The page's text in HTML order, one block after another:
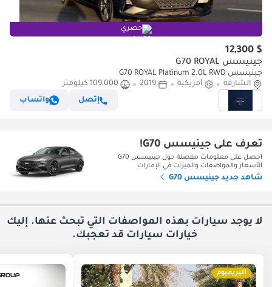
حصري
$ 12,300
جينيسس G70 ROYAL
جينيسس G70 ROYAL Platinum 2.0L RWD
الشارقة
أمريكية 2019
109,000 كيلومتر
إتصل
واتساب
تعرف على جينيسس G70!
احصل على معلومات مفصلة حول جينيسس G70
الأسعار والمواصفات والميزات في الإمارات
شاهد جديد جينيسس G70
لا يوجد سيارات بهذه المواصفات التي تبحث عنها. إليك
خيارات سيارات قد تعجبك.
البريميوم